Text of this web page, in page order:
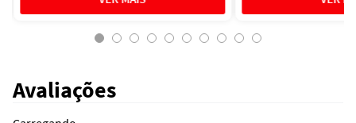
Avaliações